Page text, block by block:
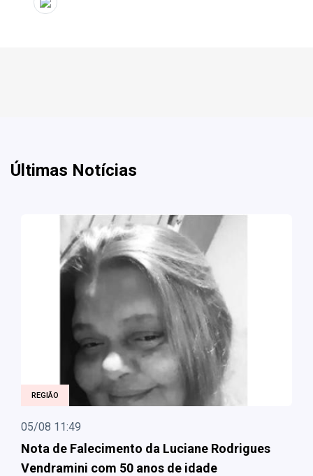
Últimas Notícias
REGIÃO
05/08 11:49
Nota de Falecimento da Luciane Rodrigues
Vendramini com 50 anos de idade